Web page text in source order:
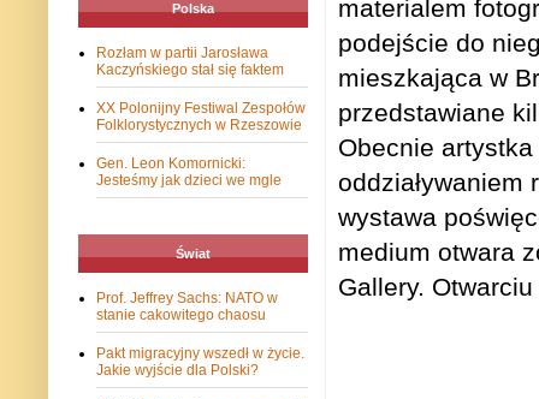
materialem
podejście do
mieszkająca w
przedstawiane
Obecnie
wystawa
medium otwara
Gallery.
Polska
Rozłam w partii Jarosława
Kaczyńskiego stał się faktem
XX Polonijny Festiwal Zespołów
Folklorystycznych w Rzeszowie
Gen. Leon Komornicki:
Jesteśmy jak dzieci we mgle
Świat
Prof. Jeffrey Sachs: NATO w
stanie cakowitego chaosu
Pakt migracyjny wszedł w życie.
Jakie wyjście dla Polski?